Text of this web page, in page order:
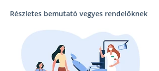
Részletes bemutató vegyes rendelőknek